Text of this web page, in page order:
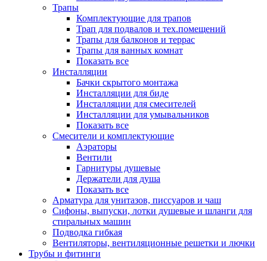
Трапы
Комплектующие для трапов
Трап для подвалов и тех.помещений
Трапы для балконов и террас
Трапы для ванных комнат
Показать все
Инсталляции
Бачки скрытого монтажа
Инсталляции для биде
Инсталляции для смесителей
Инсталляции для умывальников
Показать все
Смесители и комплектующие
Аэраторы
Вентили
Гарнитуры душевые
Держатели для душа
Показать все
Арматура для унитазов, писсуаров и чаш
Сифоны, выпуски, лотки душевые и шланги для
стиральных машин
Подводка гибкая
Вентиляторы, вентиляционные решетки и лючки
Трубы и фитинги